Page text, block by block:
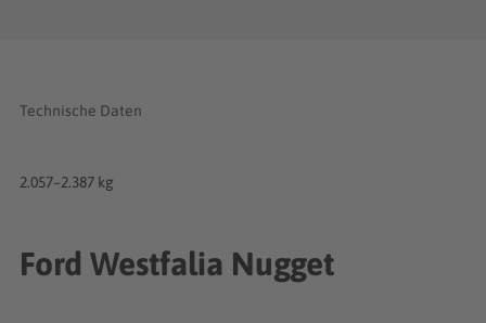
Technische Daten
2.057–2.387 kg
Ford Westfalia Nugget